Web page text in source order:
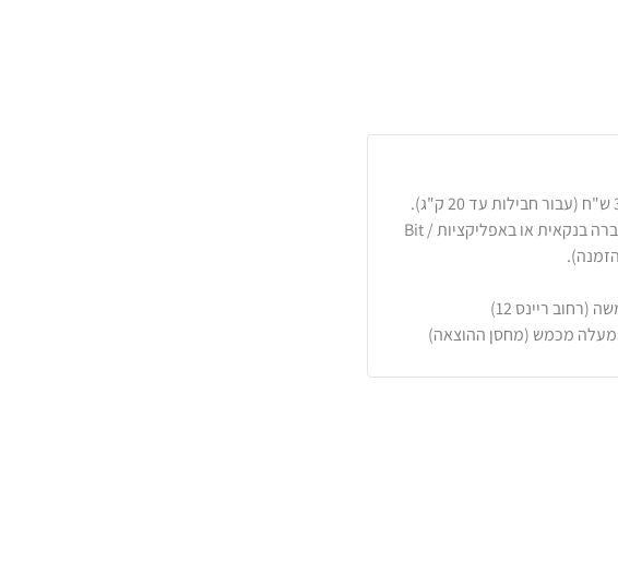
כרטיסי אשראי, PayPal, העברה בנקאית או באפליקציות Bit /
ריינס 12)
מעלה מכמש (מחסן ההוצאה)